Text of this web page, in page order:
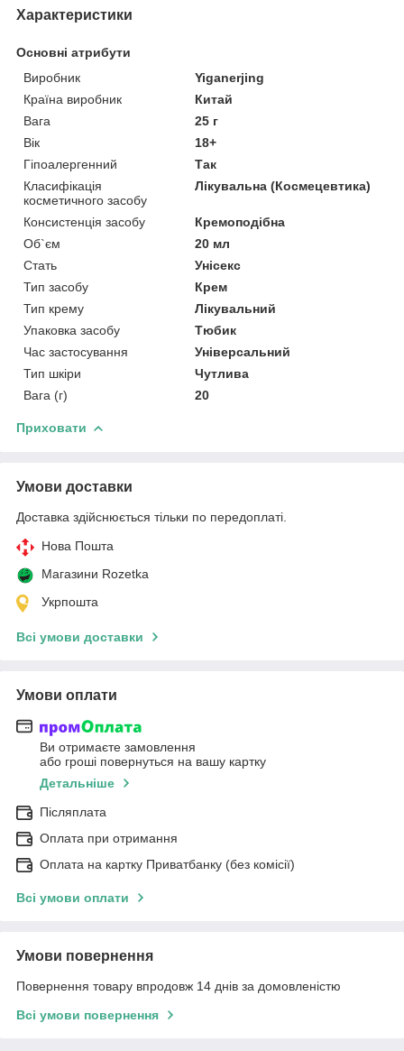
Характеристики
Основні атрибути
Виробник
Yiganerjing
Країна виробник
Китай
Вага
25 г
Вік
18+
Гіпоалергенний
Так
Класифікація
косметичного засобу
Лікувальна (Космецевтика)
Консистенція засобу
Кремоподібна
Об`єм
20 мл
Стать
Унісекс
Тип засобу
Крем
Тип крему
Лікувальний
Упаковка засобу
Тюбик
Час застосування
Універсальний
Тип шкіри
Чутлива
Вага (г)
20
Приховати
Умови доставки
Доставка здійснюється тільки по передоплаті.
Нова Пошта
Магазини Rozetka
Укрпошта
Всі умови доставки
Умови оплати
Ви отримаєте замовлення
або гроші повернуться на вашу картку
Детальніше
Післяплата
Оплата при отримання
Оплата на картку Приватбанку (без комісії)
Всі умови оплати
Умови повернення
Повернення товару впродовж 14 днів за домовленістю
Всі умови повернення